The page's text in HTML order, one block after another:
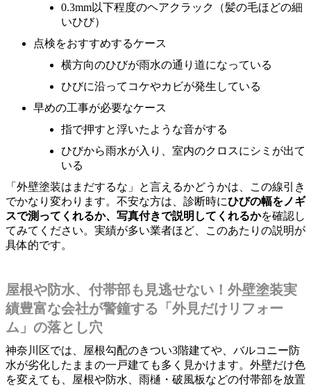
0.3mm以下程度のヘアクラック（髪の毛ほどの細
いひび）
点検をおすすめするケース
横方向のひびが雨水の通り道になっている
ひびに沿ってコケやカビが発生している
早めの工事が必要なケース
指で押すと浮いたような音がする
ひびから雨水が入り、室内のクロスにシミが出て
いる
「外壁塗装はまだするな」と言えるかどうかは、この線引き
でかなり変わります。不安な方は、診断時にひびの幅をノギ
スで測ってくれるか、写真付きで説明してくれるかを確認し
てみてください。実績が多い業者ほど、このあたりの説明が
具体的です。
屋根や防水、付帯部も見逃せない！外壁塗装実
績豊富な会社が警鐘する「外見だけリフォー
ム」の落とし穴
神奈川区では、屋根勾配のきつい3階建てや、バルコニー防
水が劣化したままの一戸建ても多く見かけます。外壁だけ色
を変えても、屋根や防水、雨樋・破風板などの付帯部を放置